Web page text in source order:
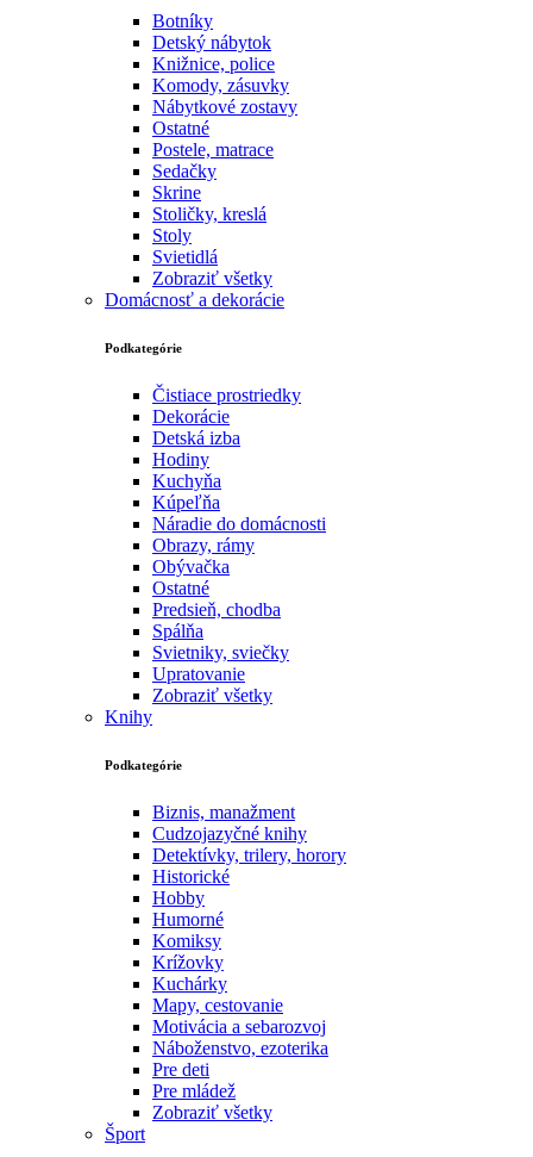
Botníky
Detský nábytok
Knižnice, police
Komody, zásuvky
Nábytkové zostavy
Ostatné
Postele, matrace
Sedačky
Skrine
Stoličky, kreslá
Stoly
Svietidlá
Zobraziť všetky
Domácnosť a dekorácie
Podkategórie
Čistiace prostriedky
Dekorácie
Detská izba
Hodiny
Kuchyňa
Kúpeľňa
Náradie do domácnosti
Obrazy, rámy
Obývačka
Ostatné
Predsieň, chodba
Spálňa
Svietniky, sviečky
Upratovanie
Zobraziť všetky
Knihy
Podkategórie
Biznis, manažment
Cudzojazyčné knihy
Detektívky, trilery, horory
Historické
Hobby
Humorné
Komiksy
Krížovky
Kuchárky
Mapy, cestovanie
Motivácia a sebarozvoj
Náboženstvo, ezoterika
Pre deti
Pre mládež
Zobraziť všetky
Šport